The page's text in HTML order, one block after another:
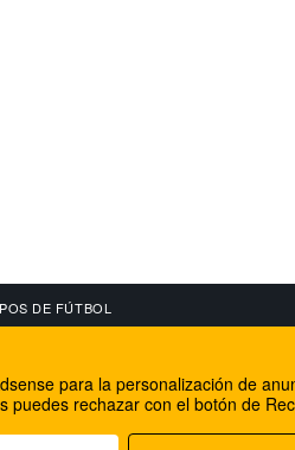
DE FÚTBOL
para la personalización de
puedes rechazar con el botón de